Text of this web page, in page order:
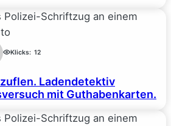
Klicks: 12
Ladendetektiv
mit Guthabenkarten.